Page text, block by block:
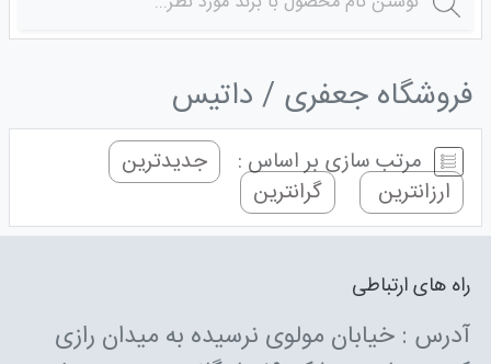
فروشگاه جعفری داتیس
مرتب سازی بر اساس :
جدیدترین
ارزانترین
گرانترین
راه های ارتباطی
آدرس : خیابان مولوی نرسیده به میدان رازی